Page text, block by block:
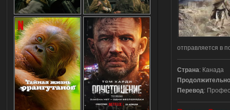
отправляется в
Страна: Канада
Перевод: